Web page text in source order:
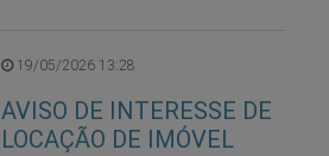
19/05/2026 13:28
AVISO DE INTERESSE DE
LOCAÇÃO DE IMÓVEL